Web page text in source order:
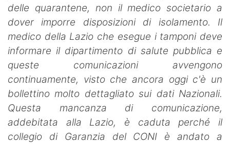
delle quarantene, non il medico societario a
dover imporre disposizioni di isolamento. Il
medico della Lazio che esegue i tamponi deve
informare il dipartimento di salute pubblica e
queste comunicazioni avvengono
continuamente, visto che ancora oggi c'è un
bollettino molto dettagliato sui dati Nazionali.
Questa mancanza di comunicazione,
addebitata alla Lazio, è caduta perché il
collegio di Garanzia del CONI è andato a